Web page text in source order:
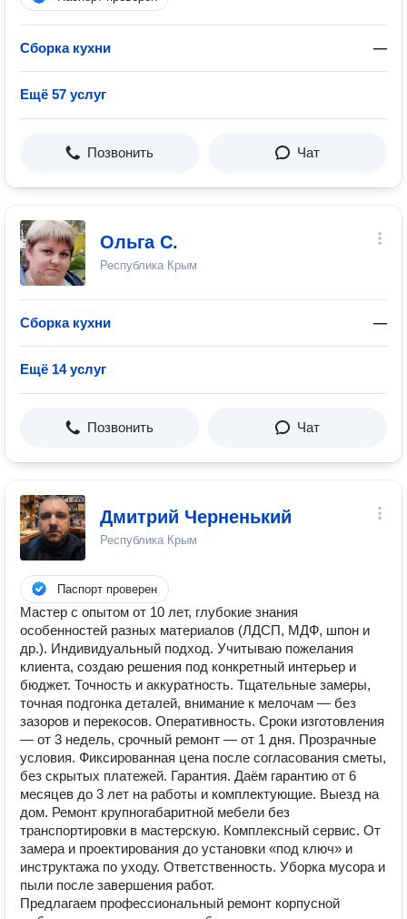
Сборка кухни —
Ещё 57 услуг
Позвонить Чат
Ольга С.
Республика Крым
Сборка кухни —
Ещё 14 услуг
Позвонить Чат
Дмитрий Черненький
Республика Крым
Паспорт проверен
Мастер с опытом от 10 лет, глубокие знания
особенностей разных материалов (ЛДСП, МДФ, шпон и
др.). Индивидуальный подход. Учитываю пожелания
клиента, создаю решения под конкретный интерьер и
бюджет. Точность и аккуратность. Тщательные замеры,
точная подгонка деталей, внимание к мелочам — без
зазоров и перекосов. Оперативность. Сроки изготовления
— от 3 недель, срочный ремонт — от 1 дня. Прозрачные
условия. Фиксированная цена после согласования сметы,
без скрытых платежей. Гарантия. Даём гарантию от 6
месяцев до 3 лет на работы и комплектующие. Выезд на
дом. Ремонт крупногабаритной мебели без
транспортировки в мастерскую. Комплексный сервис. От
замера и проектирования до установки «под ключ» и
инструктажа по уходу. Ответственность. Уборка мусора и
пыли после завершения работ.
Предлагаем профессиональный ремонт корпусной